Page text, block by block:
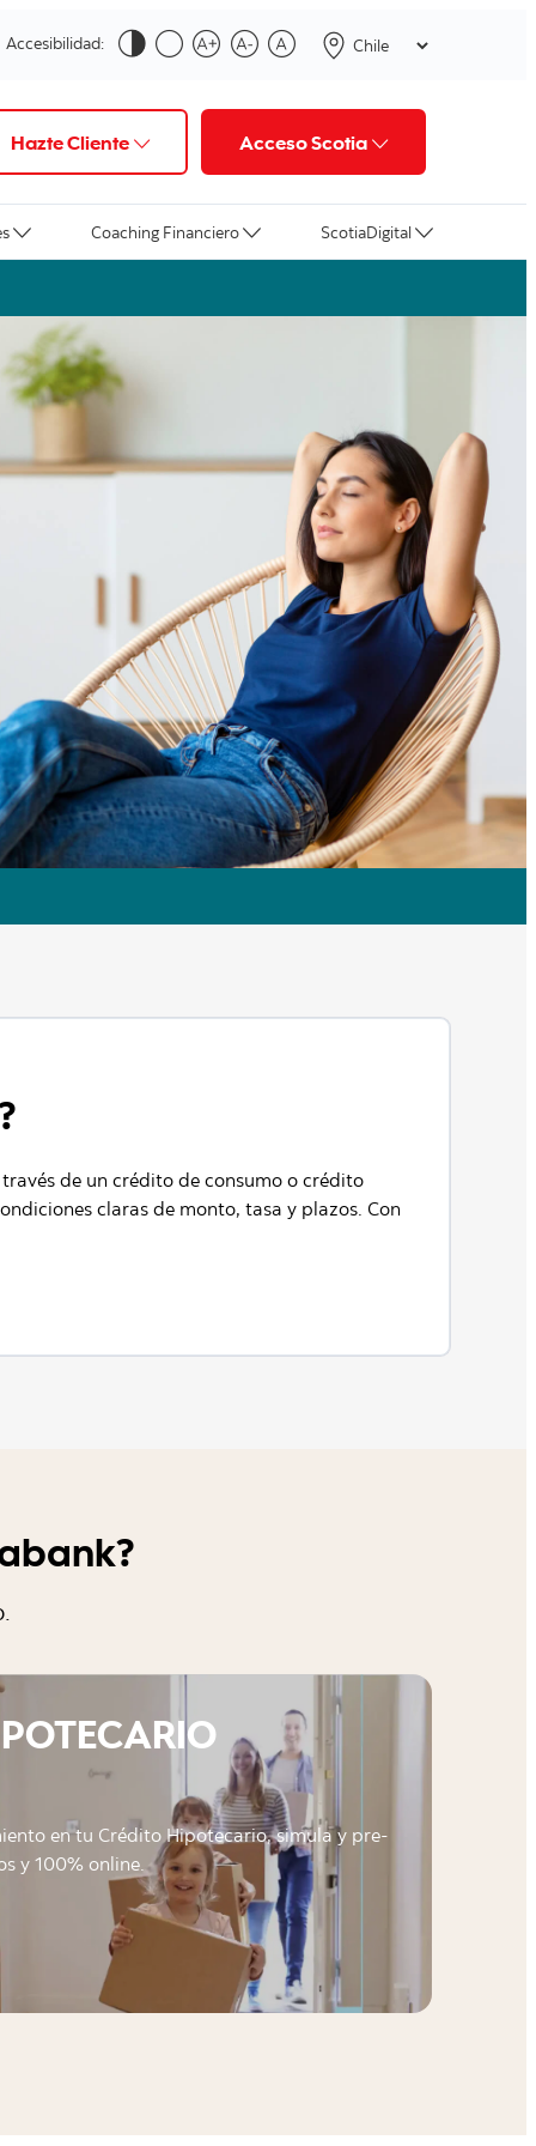
Accesibilidad:
Hazte Cliente Acceso Scotia
Coaching Financiero ScotiaDigital
de un crédito de consumo o crédito
claras de monto, tasa y plazos. Con
en tu Crédito Hipotecario, simula y pre-
y 100% online.